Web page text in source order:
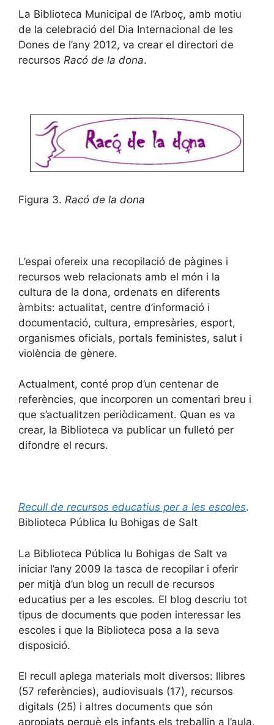
La Biblioteca Municipal de l’Arboç, amb motiu
de la celebració del Dia Internacional de les
Dones de l’any 2012, va crear el directori de
recursos Racó de la dona.
Figura 3. Racó de la dona
L’espai ofereix una recopilació de pàgines i
recursos web relacionats amb el món i la
cultura de la dona, ordenats en diferents
àmbits: actualitat, centre d’informació i
documentació, cultura, empresàries, esport,
organismes oficials, portals feministes, salut i
violència de gènere.
Actualment, conté prop d’un centenar de
referències, que incorporen un comentari breu i
que s’actualitzen periòdicament. Quan es va
crear, la Biblioteca va publicar un fulletó per
difondre el recurs.
Recull de recursos educatius per a les escoles.
Biblioteca Pública Iu Bohigas de Salt
La Biblioteca Pública Iu Bohigas de Salt va
iniciar l’any 2009 la tasca de recopilar i oferir
per mitjà d’un blog un recull de recursos
educatius per a les escoles. El blog descriu tot
tipus de documents que poden interessar les
escoles i que la Biblioteca posa a la seva
disposició.
El recull aplega materials molt diversos: llibres
(57 referències), audiovisuals (17), recursos
digitals (25) i altres documents que són
apropiats perquè els infants els treballin a l’aula,